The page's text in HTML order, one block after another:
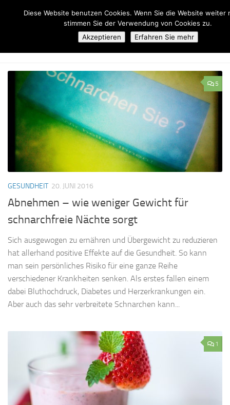
Zum Inhalt springen
DICKE DEUTSCHE - ALLES ÜBER DIÄTEN, KALORIEN UND
5
GESUNDHEIT 20. JUNI 2016
Abnehmen – wie weniger Gewicht für
schnarchfreie Nächte sorgt
Sich ausgewogen zu ernähren und Übergewicht zu reduzieren
hat allerhand positive Effekte auf die Gesundheit. So kann
man sein persönliches Risiko für eine ganze Reihe
verschiedener Krankheiten senken. Als erstes fallen einem
dabei Bluthochdruck, Diabetes und Herzerkrankungen ein.
Aber auch das sehr verbreitete Schnarchen kann...
1
Diese Website benutzen Cookies. Wenn Sie die Website weiter
stimmen Sie der Verwendung von Cookies zu.
Akzeptieren
Erfahren Sie mehr